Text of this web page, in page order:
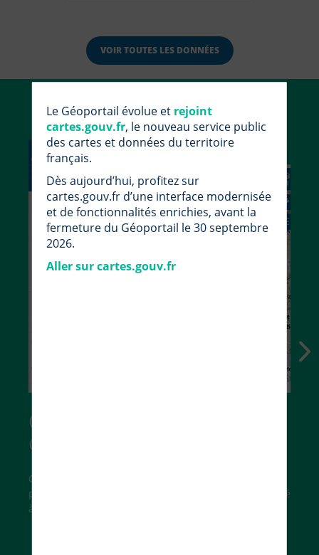
Le Géoportail évolue et rejoint
cartes.gouv.fr, le nouveau service public
des cartes et données du territoire
français.
Dès aujourd’hui, profitez sur
cartes.gouv.fr d’une interface modernisée
et de fonctionnalités enrichies, avant la
fermeture du Géoportail le 30 septembre
2026.
Aller sur cartes.gouv.fr
VOIR TOUTES LES DONNÉES
Utiliser le Géoportail
Choisissez vos fonds de
carte
Cartes IGN, photographies aériennes, carte du relief,
parcelles cadastrales… trouvez le fond de carte adapté
à vos besoins.